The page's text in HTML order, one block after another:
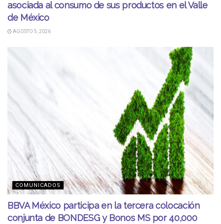
asociada al consumo de sus productos en el Valle
de México
AGOSTO 5, 2026
COMUNICADOS
BBVA México participa en la tercera colocación
conjunta de BONDESG y Bonos MS por 40,000